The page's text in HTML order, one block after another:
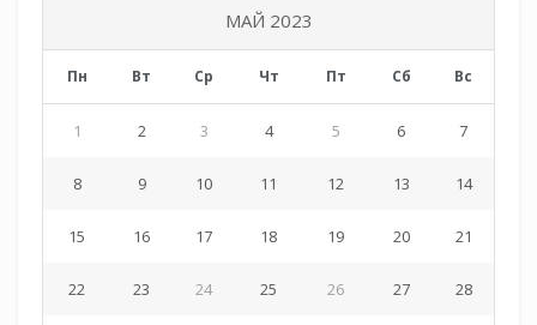
МАЙ 2023
Пн Вт Ср Чт Пт Сб Вс
1 2 3 4 5 6 7
8 9 10 11 12 13 14
15 16 17 18 19 20 21
22 23 24 25 26 27 28